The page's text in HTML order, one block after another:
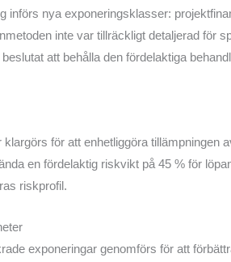
införs nya exponeringsklasser:
inte var tillräckligt detaljerad för
att behålla den fördelaktiga
för att enhetliggöra
en fördelaktig riskvikt på 45 % för
riskprofil.
exponeringar genomförs för att